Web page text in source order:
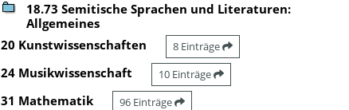
18.73 Semitische Sprachen und Literaturen:
Allgemeines
20 Kunstwissenschaften 8 Einträge
24 Musikwissenschaft 10 Einträge
31 Mathematik 96 Einträge